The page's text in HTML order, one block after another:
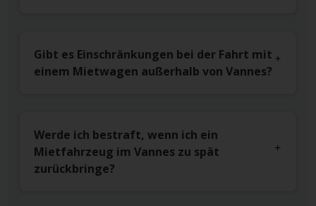
Gibt es Einschränkungen bei der Fahrt mit
einem Mietwagen außerhalb von Vannes?
Werde ich bestraft, wenn ich ein
Mietfahrzeug im Vannes zu spät
zurückbringe?